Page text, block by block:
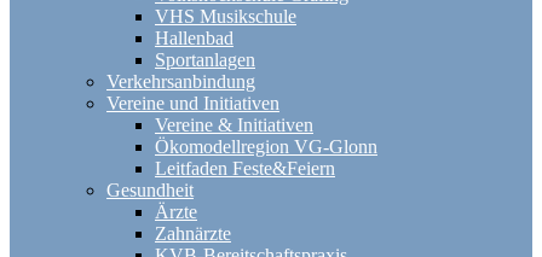
VHS Musikschule
Hallenbad
Sportanlagen
Verkehrsanbindung
Vereine und Initiativen
Vereine & Initiativen
Ökomodellregion VG-Glonn
Leitfaden Feste&Feiern
Gesundheit
Ärzte
Zahnärzte